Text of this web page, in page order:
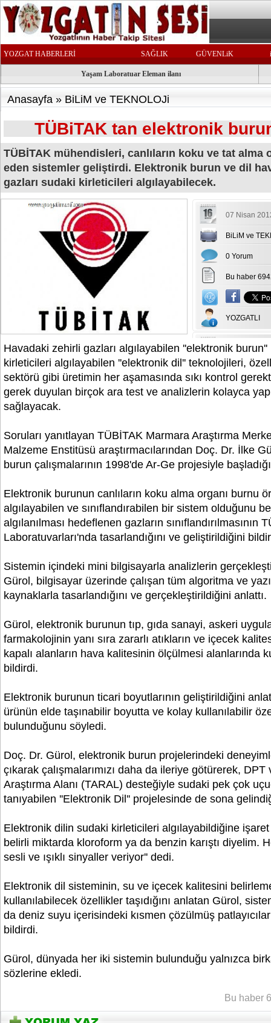
YOZGAT HABERLERİ SAĞLIK GÜVENLiK
Yaşam Laboratuar Eleman ilanı
Anasayfa » BiLiM ve TEKNOLOJi
TÜBiTAK tan elektronik
TÜBİTAK mühendisleri, canlıların koku ve tat alma
eden sistemler geliştirdi. Elektronik burun ve dil
gazları sudaki kirleticileri algılayabilecek.
07 Nisan
BiLiM ve
0 Yorum
Bu haber
YOZGATLI
Havadaki zehirli gazları algılayabilen ''elektronik
kirleticileri algılayabilen ''elektronik dil'' teknolojileri,
sektörü gibi üretimin her aşamasında sıkı kontrol
gerek duyulan birçok ara test ve analizlerin kolayca
sağlayacak.
Soruları yanıtlayan TÜBİTAK Marmara Araştırma
Malzeme Enstitüsü araştırmacılarından Doç. Dr. İlke
burun çalışmalarının 1998'de Ar-Ge projesiyle
Elektronik burunun canlıların koku alma organı burnu
algılayabilen ve sınıflandırabilen bir sistem olduğunu
algılanılması hedeflenen gazların sınıflandırılmasının
Laboratuvarları'nda tasarlandığını ve geliştirildiğini
Sistemin içindeki mini bilgisayarla analizlerin
Gürol, bilgisayar üzerinde çalışan tüm algoritma ve
kaynaklarla tasarlandığını ve gerçekleştirildiğini anlattı.
Gürol, elektronik burunun tıp, gıda sanayi, askeri
farmakolojinin yanı sıra zararlı atıkların ve içecek
kapalı alanların hava kalitesinin ölçülmesi alanlarında
bildirdi.
Elektronik burunun ticari boyutlarının geliştirildiğini
ürünün elde taşınabilir boyutta ve kolay kullanılabilir
bulunduğunu söyledi.
Doç. Dr. Gürol, elektronik burun projelerindeki
çıkarak çalışmalarımızı daha da ileriye götürerek,
Araştırma Alanı (TARAL) desteğiyle sudaki pek çok
tanıyabilen ''Elektronik Dil'' projelesinde de sona
Elektronik dilin sudaki kirleticileri algılayabildiğine
belirli miktarda kloroform ya da benzin karıştı diyelim.
sesli ve ışıklı sinyaller veriyor'' dedi.
Elektronik dil sisteminin, su ve içecek kalitesini
kullanılabilecek özellikler taşıdığını anlatan Gürol,
da deniz suyu içerisindeki kısmen çözülmüş
bildirdi.
Gürol, dünyada her iki sistemin bulunduğu yalnızca
sözlerine ekledi.
Bu haber